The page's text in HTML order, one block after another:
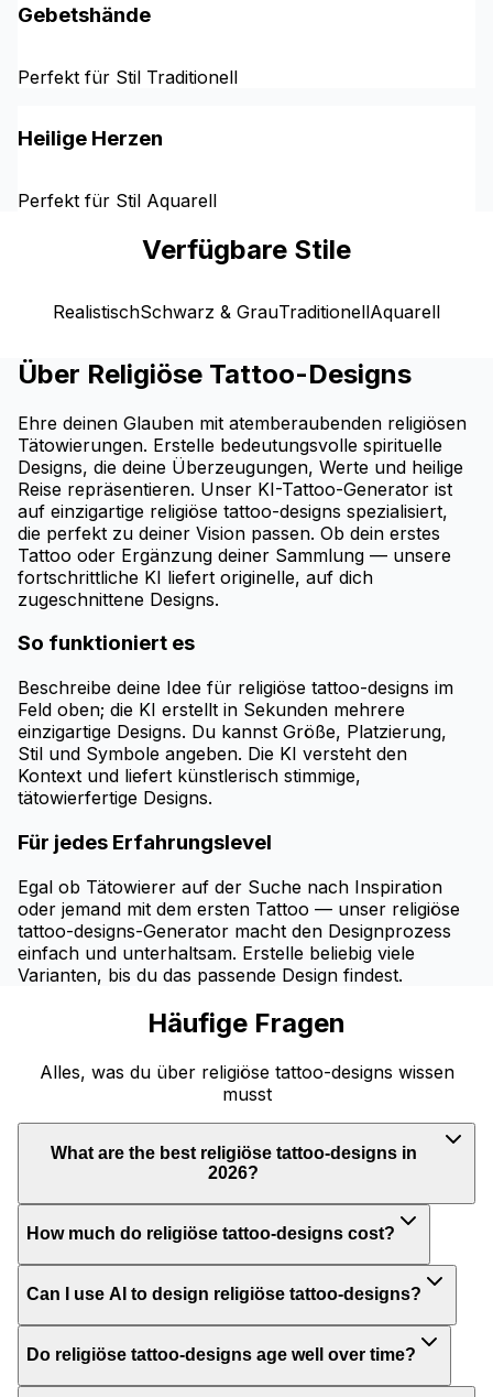
Gebetshände
Perfekt für Stil Traditionell
Heilige Herzen
Perfekt für Stil Aquarell
Verfügbare Stile
RealistischSchwarz & GrauTraditionellAquarell
Über Religiöse Tattoo-Designs
Ehre deinen Glauben mit atemberaubenden religiösen
Tätowierungen. Erstelle bedeutungsvolle spirituelle
Designs, die deine Überzeugungen, Werte und heilige
Reise repräsentieren. Unser KI-Tattoo-Generator ist
auf einzigartige religiöse tattoo-designs spezialisiert,
die perfekt zu deiner Vision passen. Ob dein erstes
Tattoo oder Ergänzung deiner Sammlung — unsere
fortschrittliche KI liefert originelle, auf dich
zugeschnittene Designs.
So funktioniert es
Beschreibe deine Idee für religiöse tattoo-designs im
Feld oben; die KI erstellt in Sekunden mehrere
einzigartige Designs. Du kannst Größe, Platzierung,
Stil und Symbole angeben. Die KI versteht den
Kontext und liefert künstlerisch stimmige,
tätowierfertige Designs.
Für jedes Erfahrungslevel
Egal ob Tätowierer auf der Suche nach Inspiration
oder jemand mit dem ersten Tattoo — unser religiöse
tattoo-designs-Generator macht den Designprozess
einfach und unterhaltsam. Erstelle beliebig viele
Varianten, bis du das passende Design findest.
Häufige Fragen
Alles, was du über religiöse tattoo-designs wissen
musst
What are the best religiöse tattoo-designs in
2026?
How much do religiöse tattoo-designs cost?
Can I use AI to design religiöse tattoo-designs?
Do religiöse tattoo-designs age well over time?